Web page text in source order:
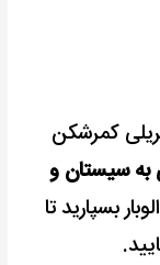
کمرشکن
به سیستان و
بسپارید تا